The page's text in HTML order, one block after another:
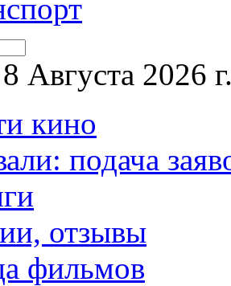
Августа 2026
кино
подача
отзывы
фильмов